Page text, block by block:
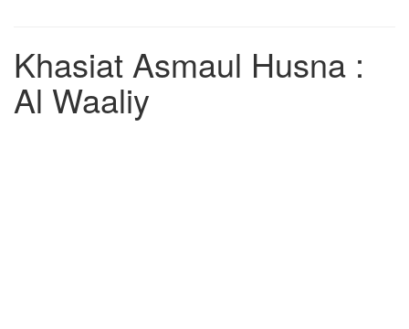
Khasiat Asmaul Husna :
Al Waaliy